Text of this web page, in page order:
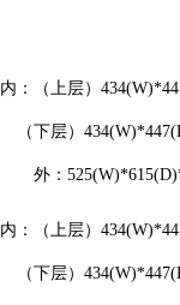
内：（上层）
（下层）
外：
内：（上层）
（下层）